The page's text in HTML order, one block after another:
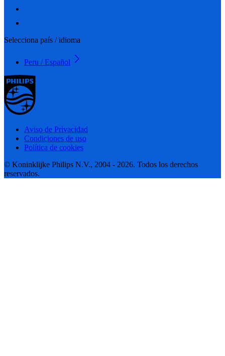
Selecciona país / idioma
Peru / Español
Aviso de Privacidad
Condiciones de uso
Política de cookies
© Koninklijke Philips N.V., 2004 - 2026. Todos los derechos
reservados.